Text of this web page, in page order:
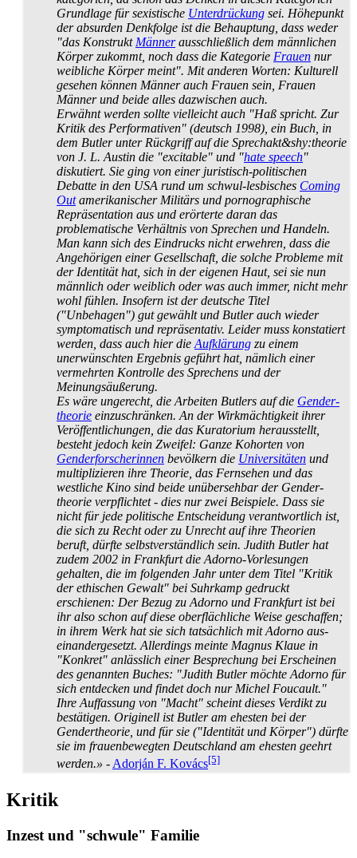
Grundlage für sexistische Unterdrückung sei. Höhepunkt
der absurden Denkfolge ist die Behauptung, dass weder
"das Konstrukt Männerausschließlich dem männlichen
Körper zukommt, noch dass die Kategorie Frauen nur
weibliche Körper meint". Mit anderen Worten: Kulturell
gesehen können Männer auch Frauen sein, Frauen
Männer und beide alles dazwischen auch.
Erwähnt werden sollte vielleicht auch "Haß spricht. Zur
Kritik des Performativen" (deutsch 1998), ein Buch, in
dem Butler unter Rückgriff auf die Sprechakt&shy:theorie
von J. L. Austin die "excitable" und "hate speech"
diskutiert. Sie ging von einer juristisch-politischen
Debatte in den USA rund um schwul-lesbisches Coming
Outamerikanischer Militärs und porno­graphische
Repräsentation aus und erörterte daran das
problematische Verhältnis von Sprechen und Handeln.
Man kann sich des Eindrucks nicht erwehren, dass die
Angehörigen einer Gesellschaft, die solche Probleme mit
der Identität hat, sich in der eigenen Haut, sei sie nun
männlich oder weiblich oder was auch immer, nicht mehr
wohl fühlen. Insofern ist der deutsche Titel
("Unbehagen") gut gewählt und Butler auch wieder
symptomatisch und repräsentativ. Leider muss konstatiert
werden, dass auch hier die Aufklärung zu einem
unerwünschten Ergebnis geführt hat, nämlich einer
vermehrten Kontrolle des Sprechens und der
Meinungsäußerung.
Es wäre ungerecht, die Arbeiten Butlers auf die Gender­
theorie einzuschränken. An der Wirkmächtigkeit ihrer
Veröffentlichungen, die das Kuratorium herausstellt,
besteht jedoch kein Zweifel: Ganze Kohorten von
Gender­forscherinnen bevölkern die Universitäten und
multiplizieren ihre Theorie, das Fernsehen und das
westliche Kino sind beide unübersehbar der Gender­
theorie verpflichtet - dies nur zwei Beispiele. Dass sie
nicht für jede politische Entscheidung verantwortlich ist,
die sich zu Recht oder zu Unrecht auf ihre Theorien
beruft, dürfte selbstverständlich sein. Judith Butler hat
zudem 2002 in Frankfurt die Adorno-Vorlesungen
gehalten, die im folgenden Jahr unter dem Titel "Kritik
der ethischen Gewalt" bei Suhrkamp gedruckt
erschienen: Der Bezug zu Adorno und Frankfurt ist bei
ihr also schon auf diese oberflächliche Weise geschaffen;
in ihrem Werk hat sie sich tatsächlich mit Adorno aus­
einander­gesetzt. Allerdings meinte Magnus Klaue in
"Konkret" anlässlich einer Besprechung bei Erscheinen
des genannten Buches: "Judith Butler möchte Adorno für
sich entdecken und findet doch nur Michel Foucault."
Ihre Auffassung von "Macht" scheint dieses Verdikt zu
bestätigen. Originell ist Butler am ehesten bei der
Gender­theorie, und für sie ("Identität und Körper") dürfte
sie im frauen­bewegten Deutschland am ehesten geehrt
werden.» - Adorján F. Kovács[5]
Kritik
Inzest und "schwule" Familie